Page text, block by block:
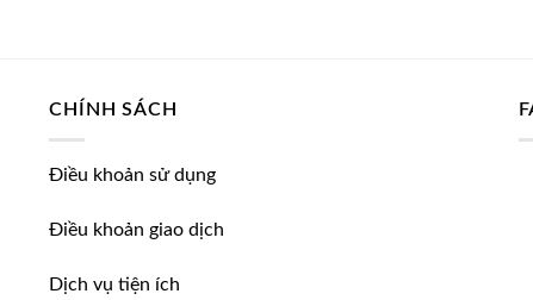
CHÍNH SÁCH
Điều khoản sử dụng
Điều khoản giao dịch
Dịch vụ tiện ích